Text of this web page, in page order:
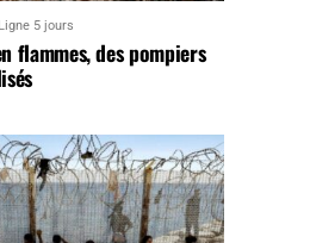
5 jours
flammes, des pompiers